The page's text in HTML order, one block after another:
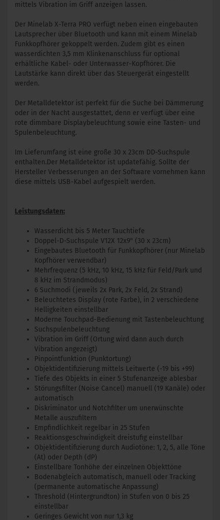
mittels Vibration im Griff anzeigen lassen.
Der Minelab X-Terra PRO verfügt neben einen eingebauten
Lautsprecher über Bluetooth und kann mit einem Minelab
Funkkopfhörer gekoppelt werden. Zudem gibt es einen
wasserdichten 3,5 mm Klinkenanschluss für optional
erhältliche Kabel- oder Unterwasser-Kopfhörer. Die
Lautstärke kann direkt über das Steuergerät eingestellt
werden.
Der Metalldetektor ist perfekt für die Suche bei Dämmerung
oder in der Nacht ausgestattet, denn er verfügt über eine
rote dimmbare Displaybeleuchtung sowie eine Tasten- und
Spulenbeleuchtung.
Im Lieferumfang ist eine große 30 x 23cm DD-Suchspule
enthalten.Der Metalldetektor ist updatefähig. Sollte der
Hersteller Verbesserungen an der Software vornehmen kann
diese mittels USB-Kabel aufgespielt werden.
Leistungsdaten:
Wasserdicht bis 5 Meter Tauchtiefe
Doppel-D-Suchspule V12X 12x9" (30 x 23cm)
Eingebautes Bluetooth für Funkkopfhörer (nur Minelab
Kopfhörer verwendbar)
Mehrfrequenz (5 kHz, 10 kHz, 15 kHz für Feld/Park und
8 kHz im Strandmodus)
6 Suchmodi (jeweils 2x Park, 2x Feld, 2x Strand)
Beleuchtetes Display (rote Farbe), in 2 verschiedene
Helligkeiten einstellbar
Moderne Touchpad-Bedienung mit Tastenbeleuchtung
Suchspulenbeleuchtung
Vibration im Griff (Ortung wird dann auch durch
Vibration angezeigt)
Pinpointfunktion (Punktortung)
Objektidentifizierung mittels Leitwerte (-19 bis +99)
Tiefe des Objekts in einer 5 Stufenanzeige ablesbar
Störungsfilter (Noise Cancel) manuell (19 Kanäle) oder
automatisch
Diskriminator und Notchfilter um unerwünschte
Metalle auszufiltern
Empfindlichkeit regelbar in 25 Stufen
Reaktionsgeschwindigkeit dreistufig einstellbar
Objektidentifizierung durch Audiotöne: 1, 2, 5, alle Töne
(At) oder Depth (dP)
Einstellbare Tonhöhe der einzelnen Objekttöne
Bodenabgleich automatisch, manuell oder Tracking
(permanente automatische Anpassung)
Threshold (Hintergrundton) in Stufen von 0 bis 25
einstellbar
Geringes Gewicht von nur 1,3 kg